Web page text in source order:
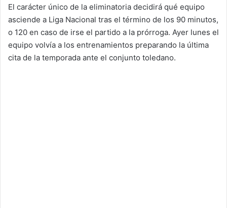
El carácter único de la eliminatoria decidirá qué equipo
asciende a Liga Nacional tras el término de los 90 minutos,
o 120 en caso de irse el partido a la prórroga. Ayer lunes el
equipo volvía a los entrenamientos preparando la última
cita de la temporada ante el conjunto toledano.